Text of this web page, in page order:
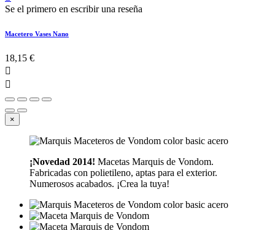
Se el primero en escribir una reseña
Macetero Vases Nano
18,15 €


×
¡Novedad 2014! Macetas Marquis de Vondom.
Fabricadas con polietileno, aptas para el exterior.
Numerosos acabados. ¡Crea la tuya!